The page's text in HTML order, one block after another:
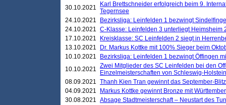
30.10.2021
Karl Brettschneider erfolgreich beim 9.
Tegernsee
24.10.2021
Bezirksliga: Leinfelden 1 bezwingt
24.10.2021 C-Klasse: Leinfelden 3 unterliegt Heimsheim
17.10.2021
Kreisklasse: SC Leinfelden 2 siegt in
13.10.2021
Dr. Markus Kottke mit 100% Sieger beim
10.10.2021
Bezirksliga: Leinfelden 1 bezwingt Öffingen
10.10.2021 Zwei Mitglieder des SC Leinfelden bei den
Einzelmeisterschaften von Schleswig-
08.09.2021 Thanh Kien Tran gewinnt das September-
04.09.2021
Markus Kottke gewinnt Bronze mit
30.08.2021 Absage Stadtmeisterschaft – Neustart des